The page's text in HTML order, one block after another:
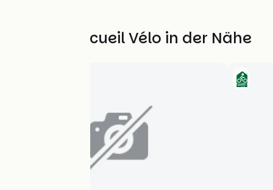
Weitere Accueil Vélo in der Nähe